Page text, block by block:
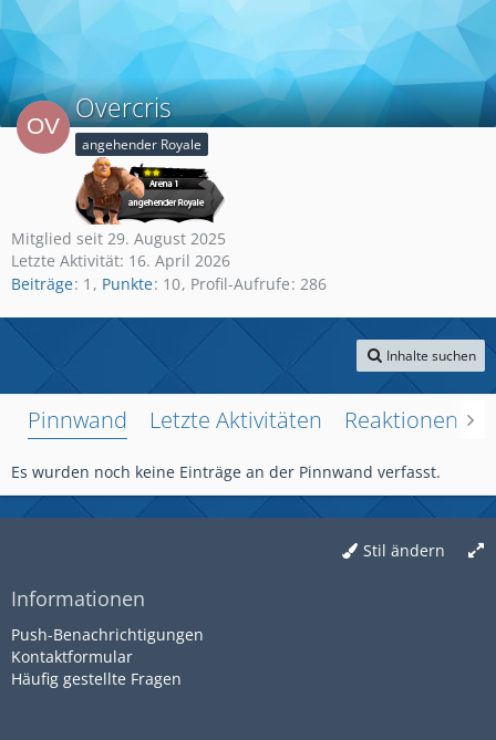
Overcris
angehender Royale
Mitglied seit 29. August 2025
Letzte Aktivität: 16. April 2026
Beiträge 1 Punkte 10 Profil-Aufrufe 286
Inhalte suchen
Pinnwand Letzte Aktivitäten Reaktionen
Es wurden noch keine Einträge an der Pinnwand verfasst.
Stil ändern
Informationen
Push-Benachrichtigungen
Kontaktformular
Häufig gestellte Fragen